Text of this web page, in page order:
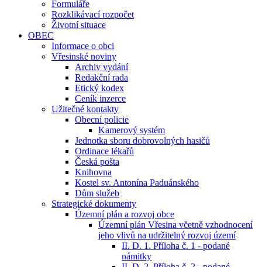
Formuláře
Rozklikávací rozpočet
Životní situace
OBEC
Informace o obci
Vřesinské noviny
Archiv vydání
Redakční rada
Etický kodex
Ceník inzerce
Užitečné kontakty
Obecní policie
Kamerový systém
Jednotka sboru dobrovolných hasičů
Ordinace lékařů
Česká pošta
Knihovna
Kostel sv. Antonína Paduánského
Dům služeb
Strategické dokumenty
Územní plán a rozvoj obce
Územní plán Vřesina včetně vzhodnocení
jeho vlivů na udržitelný rozvoj území
II. D. 1. Příloha č. 1 - podané
námitky